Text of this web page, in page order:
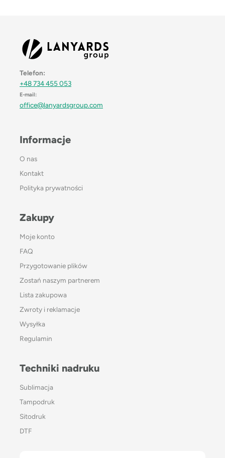
Telefon:
+48 734 455 053
E-mail:
office@lanyardsgroup.com
Informacje
O nas
Kontakt
Polityka prywatności
Zakupy
Moje konto
FAQ
Przygotowanie plików
Zostań naszym partnerem
Lista zakupowa
Zwroty i reklamacje
Wysyłka
Regulamin
Techniki nadruku
Sublimacja
Tampodruk
Sitodruk
DTF